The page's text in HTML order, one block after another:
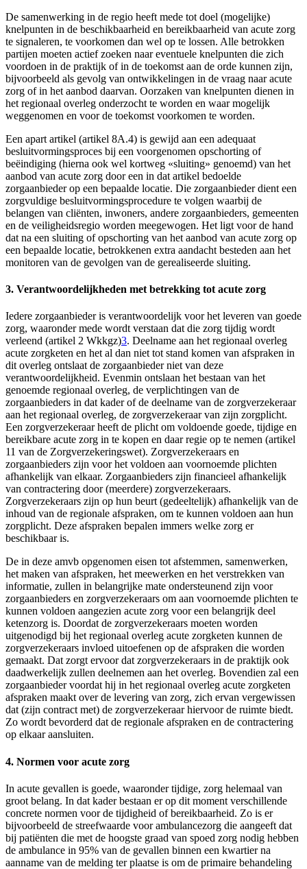
De samenwerking in de regio heeft mede tot doel (mogelijke)
knelpunten in de beschikbaarheid en bereikbaarheid van acute zorg
te signaleren, te voorkomen dan wel op te lossen. Alle betrokken
partijen moeten actief zoeken naar eventuele knelpunten die zich
voordoen in de praktijk of in de toekomst aan de orde kunnen zijn,
bijvoorbeeld als gevolg van ontwikkelingen in de vraag naar acute
zorg of in het aanbod daarvan. Oorzaken van knelpunten dienen in
het regionaal overleg onderzocht te worden en waar mogelijk
weggenomen en voor de toekomst voorkomen te worden.
Een apart artikel (artikel 8A.4) is gewijd aan een adequaat
besluitvormingsproces bij een voorgenomen opschorting of
beëindiging (hierna ook wel kortweg «sluiting» genoemd) van het
aanbod van acute zorg door een in dat artikel bedoelde
zorgaanbieder op een bepaalde locatie. Die zorgaanbieder dient een
zorgvuldige besluitvormingsprocedure te volgen waarbij de
belangen van cliënten, inwoners, andere zorgaanbieders, gemeenten
en de veiligheidsregio worden meegewogen. Het ligt voor de hand
dat na een sluiting of opschorting van het aanbod van acute zorg op
een bepaalde locatie, betrokkenen extra aandacht besteden aan het
monitoren van de gevolgen van de gerealiseerde sluiting.
3. Verantwoordelijkheden met betrekking tot acute zorg
Iedere zorgaanbieder is verantwoordelijk voor het leveren van goede
zorg, waaronder mede wordt verstaan dat die zorg tijdig wordt
verleend (artikel 2 Wkkgz)3. Deelname aan het regionaal overleg
acute zorgketen en het al dan niet tot stand komen van afspraken in
dit overleg ontslaat de zorgaanbieder niet van deze
verantwoordelijkheid. Evenmin ontslaan het bestaan van het
genoemde regionaal overleg, de verplichtingen van de
zorgaanbieders in dat kader of de deelname van de zorgverzekeraar
aan het regionaal overleg, de zorgverzekeraar van zijn zorgplicht.
Een zorgverzekeraar heeft de plicht om voldoende goede, tijdige en
bereikbare acute zorg in te kopen en daar regie op te nemen (artikel
11 van de Zorgverzekeringswet). Zorgverzekeraars en
zorgaanbieders zijn voor het voldoen aan voornoemde plichten
afhankelijk van elkaar. Zorgaanbieders zijn financieel afhankelijk
van contractering door (meerdere) zorgverzekeraars.
Zorgverzekeraars zijn op hun beurt (gedeeltelijk) afhankelijk van de
inhoud van de regionale afspraken, om te kunnen voldoen aan hun
zorgplicht. Deze afspraken bepalen immers welke zorg er
beschikbaar is.
De in deze amvb opgenomen eisen tot afstemmen, samenwerken,
het maken van afspraken, het meewerken en het verstrekken van
informatie, zullen in belangrijke mate ondersteunend zijn voor
zorgaanbieders en zorgverzekeraars om aan voornoemde plichten te
kunnen voldoen aangezien acute zorg voor een belangrijk deel
ketenzorg is. Doordat de zorgverzekeraars moeten worden
uitgenodigd bij het regionaal overleg acute zorgketen kunnen de
zorgverzekeraars invloed uitoefenen op de afspraken die worden
gemaakt. Dat zorgt ervoor dat zorgverzekeraars in de praktijk ook
daadwerkelijk zullen deelnemen aan het overleg. Bovendien zal een
zorgaanbieder voordat hij in het regionaal overleg acute zorgketen
afspraken maakt over de levering van zorg, zich ervan vergewissen
dat (zijn contract met) de zorgverzekeraar hiervoor de ruimte biedt.
Zo wordt bevorderd dat de regionale afspraken en de contractering
op elkaar aansluiten.
4. Normen voor acute zorg
In acute gevallen is goede, waaronder tijdige, zorg helemaal van
groot belang. In dat kader bestaan er op dit moment verschillende
concrete normen voor de tijdigheid of bereikbaarheid. Zo is er
bijvoorbeeld de streefwaarde voor ambulancezorg die aangeeft dat
bij patiënten die met de hoogste graad van spoed zorg nodig hebben
de ambulance in 95% van de gevallen binnen een kwartier na
aanname van de melding ter plaatse is om de primaire behandeling